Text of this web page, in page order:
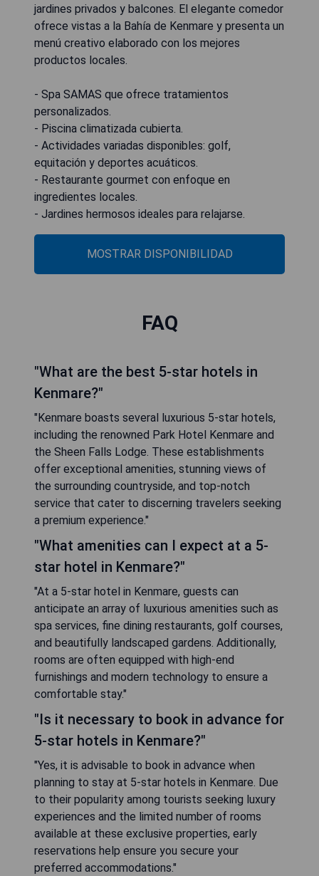
jardines privados y balcones. El elegante comedor
ofrece vistas a la Bahía de Kenmare y presenta un
menú creativo elaborado con los mejores
productos locales.
- Spa SAMAS que ofrece tratamientos
personalizados.
- Piscina climatizada cubierta.
- Actividades variadas disponibles: golf,
equitación y deportes acuáticos.
- Restaurante gourmet con enfoque en
ingredientes locales.
- Jardines hermosos ideales para relajarse.
MOSTRAR DISPONIBILIDAD
FAQ
"What are the best 5-star hotels in
Kenmare?"
"Kenmare boasts several luxurious 5-star hotels,
including the renowned Park Hotel Kenmare and
the Sheen Falls Lodge. These establishments
offer exceptional amenities, stunning views of
the surrounding countryside, and top-notch
service that cater to discerning travelers seeking
a premium experience."
"What amenities can I expect at a 5-
star hotel in Kenmare?"
"At a 5-star hotel in Kenmare, guests can
anticipate an array of luxurious amenities such as
spa services, fine dining restaurants, golf courses,
and beautifully landscaped gardens. Additionally,
rooms are often equipped with high-end
furnishings and modern technology to ensure a
comfortable stay."
"Is it necessary to book in advance for
5-star hotels in Kenmare?"
"Yes, it is advisable to book in advance when
planning to stay at 5-star hotels in Kenmare. Due
to their popularity among tourists seeking luxury
experiences and the limited number of rooms
available at these exclusive properties, early
reservations help ensure you secure your
preferred accommodations."